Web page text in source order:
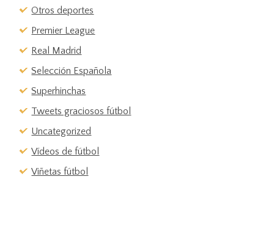
Otros deportes
Premier League
Real Madrid
Selección Española
Superhinchas
Tweets graciosos fútbol
Uncategorized
Vídeos de fútbol
Viñetas fútbol